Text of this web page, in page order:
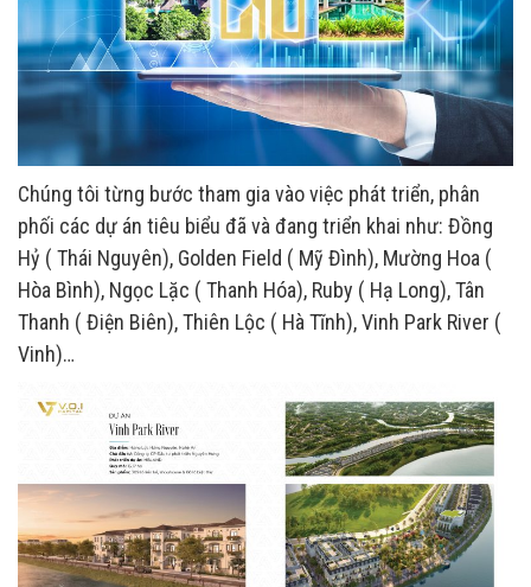
Chúng tôi từng bước tham gia vào việc phát triển, phân
phối các dự án tiêu biểu đã và đang triển khai như: Đồng
Hỷ ( Thái Nguyên), Golden Field ( Mỹ Đình), Mường Hoa (
Hòa Bình), Ngọc Lặc ( Thanh Hóa), Ruby ( Hạ Long), Tân
Thanh ( Điện Biên), Thiên Lộc ( Hà Tĩnh), Vinh Park River (
Vinh)…